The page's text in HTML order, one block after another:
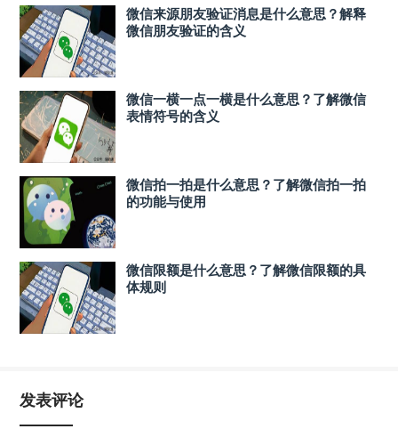
微信来源朋友验证消息是什么意思？解释
微信朋友验证的含义
微信一横一点一横是什么意思？了解微信
表情符号的含义
微信拍一拍是什么意思？了解微信拍一拍
的功能与使用
微信限额是什么意思？了解微信限额的具
体规则
发表评论